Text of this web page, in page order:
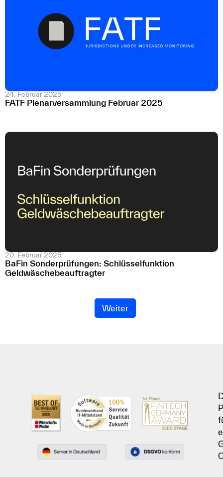
24. Februar 2025
FATF Plenarversammlung Februar 2025
20. Februar 2025
BaFin Sonderprüfungen: Schlüsselfunktion
Geldwäschebeauftragter
Weiter